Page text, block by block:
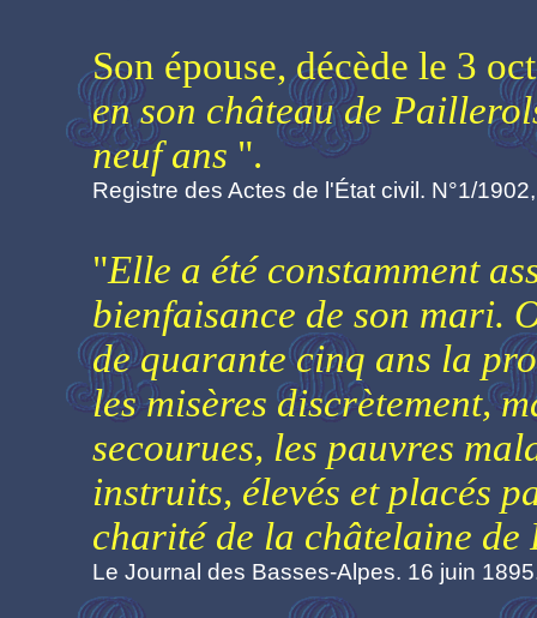
Son épouse, décède le 3
en son château de
neuf ans ".
Registre des Actes de l'État civil. N°1/
"Elle a été constamment
bienfaisance de son mari.
de quarante cinq ans la
les misères discrètement,
secourues, les pauvres
instruits, élevés et placés
charité de la châtelaine
Le Journal des Basses-Alpes. 16 juin